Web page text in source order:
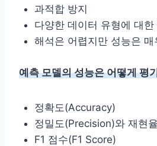
과적합 방지
다양한 데이터 유형에 대
해석은 어렵지만 성능은 매
예측 모델의 성능은 어떻게 평
정확도(Accuracy)
정밀도(Precision)와 재현
F1 점수(F1 Score)